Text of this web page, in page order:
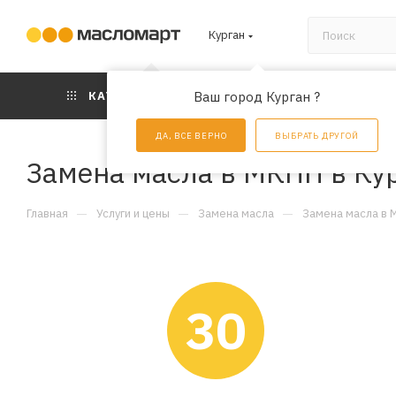
Курган
Ваш город Курган ?
ДА, ВСЕ ВЕРНО ВЫБРАТЬ ДРУГОЙ
КАТАЛОГ АКЦИИ
Замена масла в МКПП в
Главная — Услуги и цены — Замена масла — Замена масла в
30